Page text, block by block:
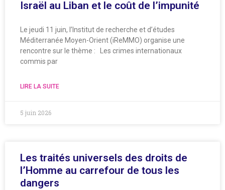
Israël au Liban et le coût de l’impunité
Le jeudi 11 juin, l’Institut de recherche et d’études
Méditerranée Moyen-Orient (iReMMO) organise une
rencontre sur le thème : Les crimes internationaux
commis par
LIRE LA SUITE
5 juin 2026
Les traités universels des droits de
l’Homme au carrefour de tous les
dangers